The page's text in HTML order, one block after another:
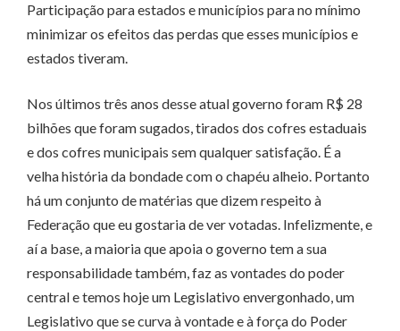
Participação para estados e municípios para no mínimo
minimizar os efeitos das perdas que esses municípios e
estados tiveram.
Nos últimos três anos desse atual governo foram R$ 28
bilhões que foram sugados, tirados dos cofres estaduais
e dos cofres municipais sem qualquer satisfação. É a
velha história da bondade com o chapéu alheio. Portanto
há um conjunto de matérias que dizem respeito à
Federação que eu gostaria de ver votadas. Infelizmente, e
aí a base, a maioria que apoia o governo tem a sua
responsabilidade também, faz as vontades do poder
central e temos hoje um Legislativo envergonhado, um
Legislativo que se curva à vontade e à força do Poder